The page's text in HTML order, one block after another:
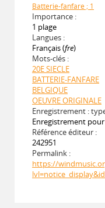
Batterie-fanfare ; 1
Importance :
1 plage
Langues :
Français (fre)
Mots-clés :
20E SIECLE
BATTERIE-FANFARE
BELGIQUE
OEUVRE ORIGINALE
Enregistrement :
Enregistrement
Référence éditeur :
242951
Permalink :
https://